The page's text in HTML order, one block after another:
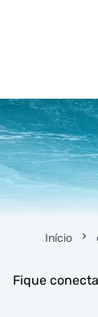
Início
Fique